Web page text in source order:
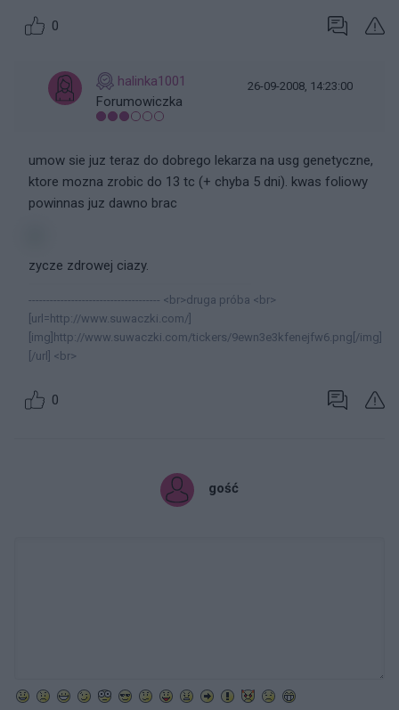
0
halinka1001
Forumowiczka
26-09-2008, 14:23:00
umow sie juz teraz do dobrego lekarza na usg genetyczne,
ktore mozna zrobic do 13 tc (+ chyba 5 dni). kwas foliowy
powinnas juz dawno brac
zycze zdrowej ciazy.
------------------------------------- <br>druga próba <br>
[url=http://www.suwaczki.com/]
[img]http://www.suwaczki.com/tickers/9ewn3e3kfenejfw6.png[/img]
[/url] <br>
0
gość